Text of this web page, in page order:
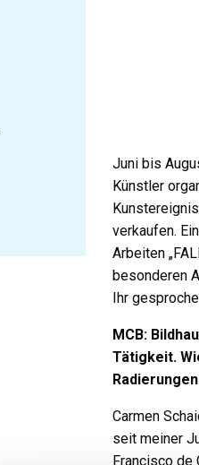
Juni bis
Künstler
verkaufen.
Arbeiten
besonderen
Ihr
MCB:
Tätigkeit.
Carmen
seit meiner
Francisco de